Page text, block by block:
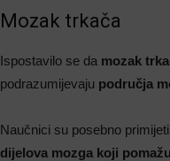
Mozak trkača
Ispostavilo se da mozak
podrazumijevaju područja
Naučnici su posebno
dijelova mozga koji